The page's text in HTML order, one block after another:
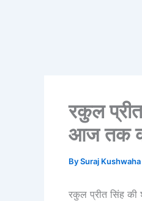
रकुल
आज तक
BySuraj Kushwaha
रकुल प्रीत सिंह की